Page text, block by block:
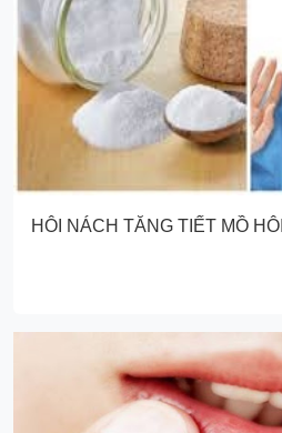
HÔI NÁCH TĂNG TIẾT MỒ